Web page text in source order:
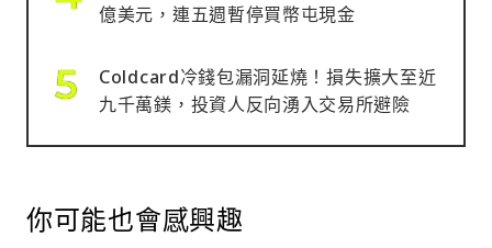
億美元，連五週暫停買幣屯現金
Coldcard冷錢包漏洞延燒！損失擴大至近
九千萬鎂，投資人反向湧入交易所避險
你可能也會感興趣